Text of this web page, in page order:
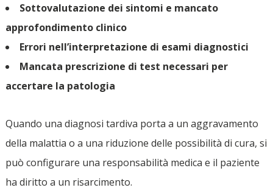
Sottovalutazione dei sintomi e mancato
approfondimento clinico
Errori nell’interpretazione di esami diagnostici
Mancata prescrizione di test necessari per
accertare la patologia
Quando una diagnosi tardiva porta a un aggravamento
della malattia o a una riduzione delle possibilità di cura, si
può configurare una responsabilità medica e il paziente
ha diritto a un risarcimento.